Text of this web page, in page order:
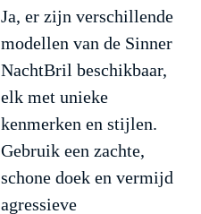
Ja, er zijn verschillende
modellen van de Sinner
NachtBril beschikbaar,
elk met unieke
kenmerken en stijlen.
Gebruik een zachte,
schone doek en vermijd
agressieve